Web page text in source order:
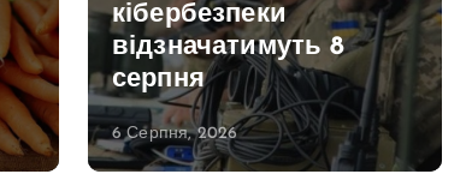
кібербезпеки
відзначатимуть 8
серпня
6 Серпня, 2026